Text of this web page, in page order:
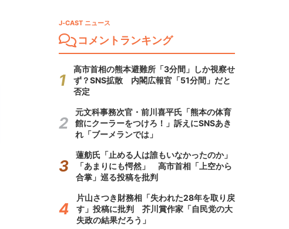
J-CAST ニュース
コメントランキング
高市首相の熊本避難所「3分間」しか視察せ
ず？SNS拡散 内閣広報官「51分間」だと
否定
元文科事務次官・前川喜平氏「熊本の体育
館にクーラーをつけろ！」訴えにSNSあき
れ「ブーメランでは」
蓮舫氏「止める人は誰もいなかったのか」
「あまりにも愕然」 高市首相「上空から
合掌」巡る投稿を批判
片山さつき財務相「失われた28年を取り戻
す」投稿に批判 芥川賞作家「自民党の大
失政の結果だろう」